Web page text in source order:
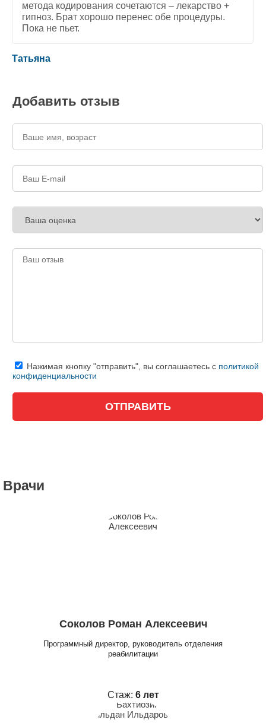
метода кодирования сочетаются – лекарство +
гипноз. Брат хорошо перенес обе процедуры.
Пока не пьет.
Татьяна
Добавить отзыв
Нажимая кнопку "отправить", вы соглашаетесь с политикой
конфиденциальности
Врачи
Соколов Роман Алексеевич
Программный директор, руководитель отделения
реабилитации
Стаж: 6 лет